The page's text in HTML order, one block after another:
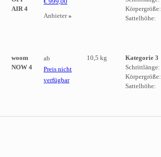
AIR 4
Anbieter»
Körpergröße:
Sattelhöhe:
woom
NOW 4
ab
Preis nicht
verfügbar
10,5 kg
Kategorie 3
Schrittlänge:
Körpergröße:
Sattelhöhe: